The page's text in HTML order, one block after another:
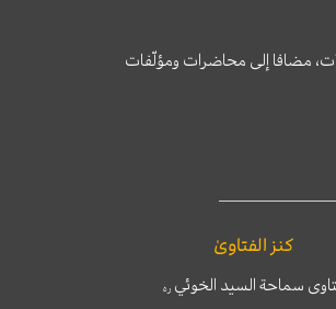
مضافا إلى محاضرات ومؤلّفات
كنز الفتاوىٰ
سماحة السيد الخوئي ره